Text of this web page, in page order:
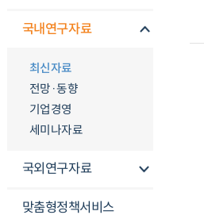
국내연구자료
최신자료
전망·동향
기업경영
세미나자료
국외연구자료
맞춤형정책서비스